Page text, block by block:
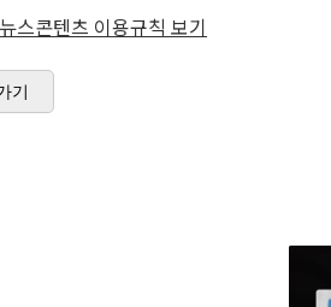
스콘텐츠 이용규칙 보기
기